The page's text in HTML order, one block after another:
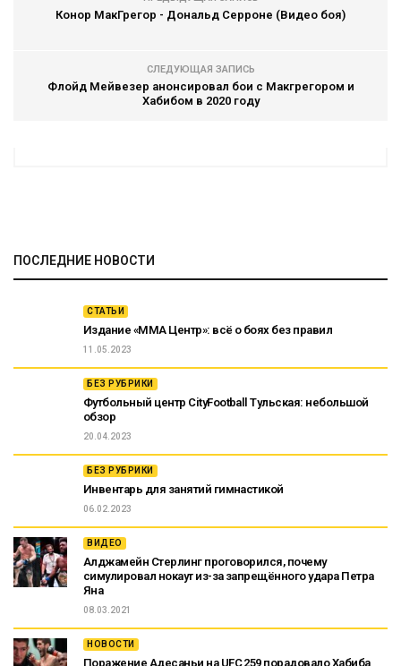
Конор МакГрегор - Дональд Серроне (Видео боя)
СЛЕДУЮЩАЯ ЗАПИСЬ
Флойд Мейвезер анонсировал бои с Макгрегором и
Хабибом в 2020 году
ПОСЛЕДНИЕ НОВОСТИ
СТАТЬИ
Издание «ММА Центр»: всё о боях без правил
11.05.2023
БЕЗ РУБРИКИ
Футбольный центр CityFootball Тульская: небольшой
обзор
20.04.2023
БЕЗ РУБРИКИ
Инвентарь для занятий гимнастикой
06.02.2023
ВИДЕО
Алджамейн Стерлинг проговорился, почему
симулировал нокаут из-за запрещённого удара Петра
Яна
08.03.2021
НОВОСТИ
Поражение Адесаньи на UFC 259 порадовало Хабиба